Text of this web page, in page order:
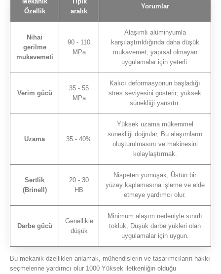
Özellik
aralık
Yorumlar
Nihai
gerilme
mukavemeti
90 - 110
MPa
Alaşımlı alüminyumla
karşılaştırıldığında daha düşük
mukavemet; yapısal olmayan
uygulamalar için yeterli.
Verim gücü
35 - 55
MPa
Kalıcı deformasyonun başladığı
stres seviyesini gösterir; yüksek
sünekliği yansıtır.
Uzama 35 - 40%
Yüksek uzama mükemmel
sünekliği doğrular, Bu alaşımların
oluşturulmasını ve makinesini
kolaylaştırmak.
Sertlik
(Brinell)
20 - 30
HB
Nispeten yumuşak, Üstün bir
yüzey kaplamasına işleme ve elde
etmeye yardımcı olur.
Darbe gücü
Genellikle
düşük
Minimum alaşım nedeniyle sınırlı
tokluk, Düşük darbe yükleri olan
uygulamalar için uygun.
Bu mekanik özellikleri anlamak, mühendislerin ve tasarımcıların hakkı
seçmelerine yardımcı olur 1000 Yüksek iletkenliğin olduğu